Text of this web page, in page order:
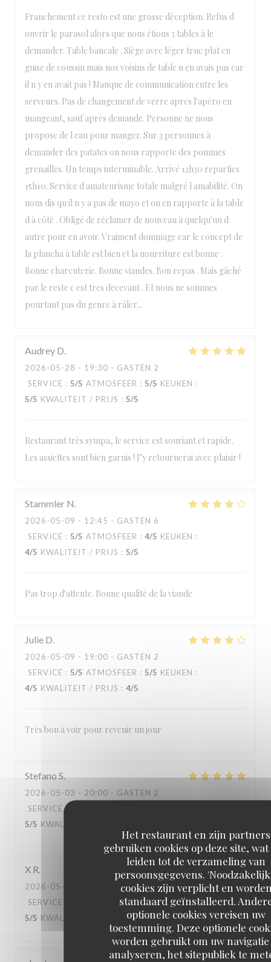
Het restaurant en zijn partners
gebruiken cookies op deze site,
leiden tot de verzameling van
persoonsgegevens.
cookies zijn verplicht en
standaard geïnstalleerd.
optionele cookies vereisen uw
toestemming. Deze optionele
worden gebruikt om uw
analyseren, het sitepubliek te
Franchement ce resto est une grosse déception. Refus d
ouvrir le parasol alors que nous étions 3 tables à le
demander. Table bancale . Siège avec léger truc plat en
guise de coussin mais nos voisins de table n en avais pas car
il n y en avait pas ! Manque de communication entre les
serveurs. Pas de changement de verre apres l'apéro en
mangeant, sauf après demande. Personne ne nous
propose de l eau pour manger. Sur 3 personnes à
demander des patates on nous rapporte des pommes
grenailles. Un temps interminable. Arrivé 12h30 reparties
15h10. Service d amateurisme totale malgré l amabilité. On
nous dis qu il n y a pas de mayo et on en rapporte à la table
d à côté . Obligé de réclamer de nouveau à quelqu'un d
autre pour en avoir. Vraiment dommage car le concept de
la plancha à table est bien et la nourriture est bonne .
Bonne charcuterie. Bonne viandes. Bon repas . Mais gâché
par le reste c est tres decevant . Et nous ne sommes
pourtant pas du genre à râler...
Audrey D
2026-05-28 - 19:30 - GASTEN 2
SERVICE : 5/5 ATMOSFEER : 5/5 KEUKEN :
5/5 KWALITEIT / PRIJS : 5/5
Restaurant très sympa, le service est souriant et rapide.
Les assiettes sont bien garnis ! J’y retournerai avec plaisir !
Stammler N
2026-05-09 - 12:45 - GASTEN 6
SERVICE : 5/5 ATMOSFEER : 4/5 KEUKEN :
4/5 KWALITEIT / PRIJS : 5/5
Pas trop d'attente. Bonne qualité de la viande
Julie D
2026-05-09 - 19:00 - GASTEN 2
SERVICE : 5/5 ATMOSFEER : 5/5 KEUKEN :
4/5 KWALITEIT / PRIJS : 4/5
Très bon à voir pour revenir un jour
Stefano S
2026-05-03 - 20:00 - GASTEN 2
SERVICE:
5/5 KWALITEIT / PRIJS
X R
2026-05-02
- 20:30 - GASTEN 2
SERVICE
ATMOSFEER: 5/5 KEUKEN:
5/5 KWALITEIT / PRIJS 5/5